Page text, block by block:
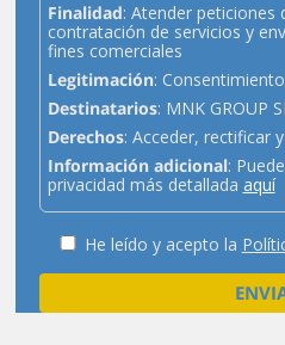
Finalidad: Atender peticiones
contratación de servicios y
fines comerciales
Legitimación:
Destinatarios: MNK GROUP
Derechos: Acceder, rectificar
Información adicional:
privacidad más detallada aquí
He leído y acepto la